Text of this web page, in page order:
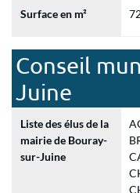
Surface en m²
Conseil
Juine
Liste des élus de la
mairie de Bouray-
sur-Juine